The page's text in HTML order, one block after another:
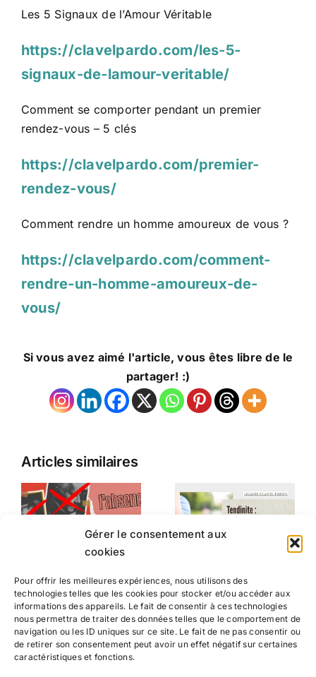
Gérer le consentement aux
cookies
Pour offrir les meilleures expériences, nous utilisons des
technologies telles que les cookies pour stocker et/ou accéder aux
informations des appareils. Le fait de consentir à ces technologies
nous permettra de traiter des données telles que le comportement de
navigation ou les ID uniques sur ce site. Le fait de ne pas consentir ou
de retirer son consentement peut avoir un effet négatif sur certaines
caractéristiques et fonctions.
Les 5 Signaux de l’Amour Véritable
https://clavelpardo.com/les-5-
signaux-de-lamour-veritable/
Comment se comporter pendant un premier
rendez‐vous – 5 clés
https://clavelpardo.com/premier-
rendez-vous/
Comment rendre un homme amoureux de vous ?
https://clavelpardo.com/comment-
rendre-un-homme-amoureux-de-
vous/
Si vous avez aimé l'article, vous êtes libre de le
partager! :)
Articles similaires